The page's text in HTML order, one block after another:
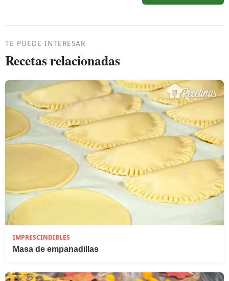
TE PUEDE INTERESAR
Recetas relacionadas
IMPRESCINDIBLES
Masa de empanadillas